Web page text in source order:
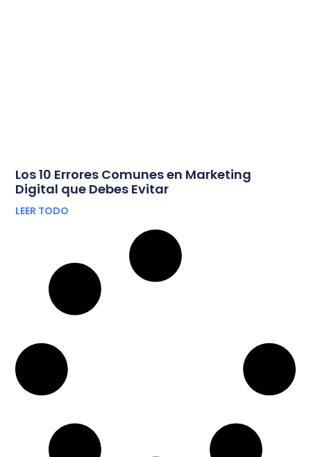
Los 10 Errores Comunes en Marketing
Digital que Debes Evitar
LEER TODO